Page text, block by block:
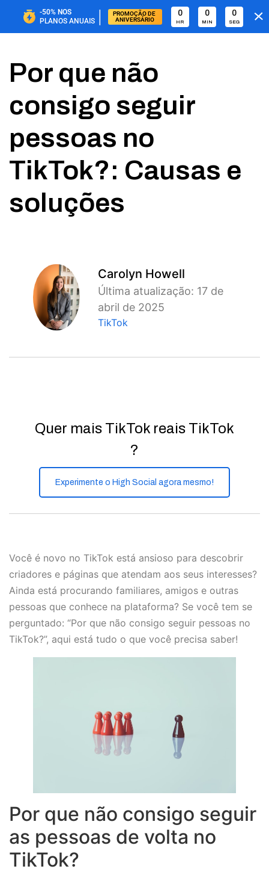
-50% NOS
PLANOS ANUAIS |
PROMOÇÃO DE
ANIVERSÁRIO
0
HR
0
MIN
0
SEG
Por que não
consigo seguir
pessoas no
TikTok?: Causas e
soluções
Carolyn Howell
Última atualização: 17 de
abril de 2025
TikTok
Quer mais TikTok reais TikTok
?
Experimente o High Social agora mesmo!
Você é novo no TikTok está ansioso para descobrir
criadores e páginas que atendam aos seus interesses?
Ainda está procurando familiares, amigos e outras
pessoas que conhece na plataforma? Se você tem se
perguntado: “Por que não consigo seguir pessoas no
TikTok?”, aqui está tudo o que você precisa saber!
Por que não consigo seguir
as pessoas de volta no
TikTok?